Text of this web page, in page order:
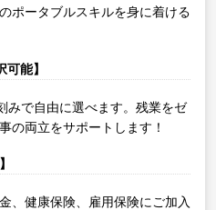
ポータブルスキルを身に着ける
能】
みで自由に選べます。残業をゼ
の両立をサポートします！
、健康保険、雇用保険にご加入